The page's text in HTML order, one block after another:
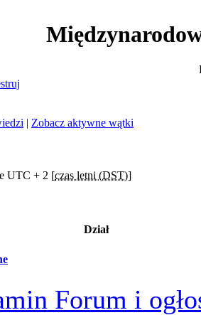
| Zobacz aktywne wątki
UTC + 2 [czas letni (DST)]
Dział
Forum i